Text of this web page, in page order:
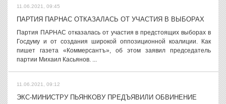
11.06.2021, 09:45
ПАРТИЯ ПАРНАС ОТКАЗАЛАСЬ ОТ УЧАСТИЯ В ВЫБОРАХ
Партия ПАРНАС отказалась от участия в предстоящих выборах в
Госдуму и от создания широкой оппозиционной коалиции. Как
пишет газета «Коммерсантъ», об этом заявил председатель
партии Михаил Касьянов. ...
11.06.2021, 09:12
ЭКС-МИНИСТРУ ПЬЯНКОВУ ПРЕДЪЯВИЛИ ОБВИНЕНИЕ